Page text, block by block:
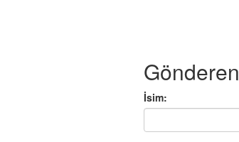
Gönderen
İsim: